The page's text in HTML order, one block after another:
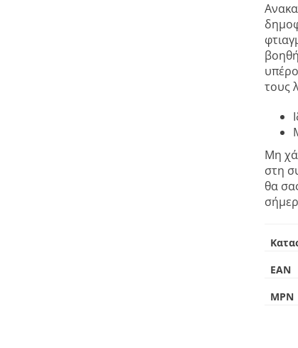
τους
Μη
στη
θα
EAN
MPN